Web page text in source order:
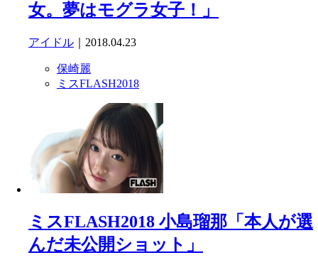
女。夢はモグラ女子！」
アイドル ｜2018.04.23
保崎麗
ミスFLASH2018
ミスFLASH2018 小島瑠那「本人が選
んだ未公開ショット」